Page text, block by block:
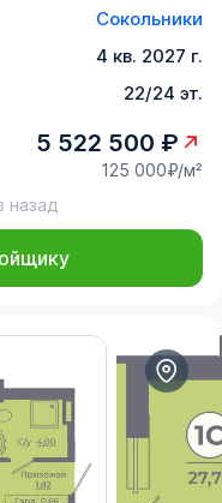
Сокольники
4 кв. 2027 г.
22/24 эт.
5 522 500 ₽
125 000₽/м²
назад